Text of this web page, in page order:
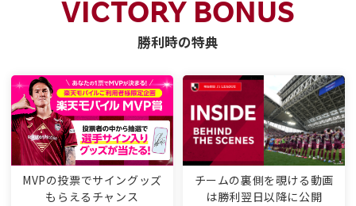
VICTORY BONUS
勝利時の特典
MVPの投票でサイングッズ
もらえるチャンス
チームの裏側を覗ける動画
は勝利翌日以降に公開